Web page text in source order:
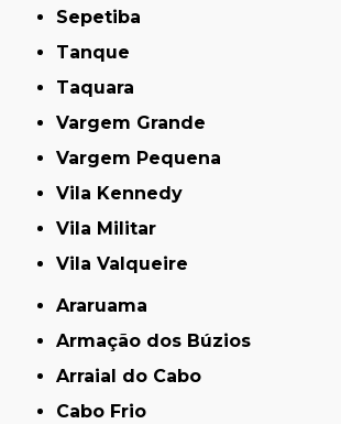
Sepetiba
Tanque
Taquara
Vargem Grande
Vargem Pequena
Vila Kennedy
Vila Militar
Vila Valqueire
Araruama
Armação dos Búzios
Arraial do Cabo
Cabo Frio